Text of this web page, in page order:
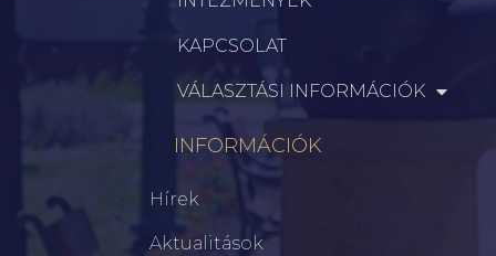
KAPCSOLAT
VÁLASZTÁSI INFORMÁCIÓK
INFORMÁCIÓK
Hírek
Aktualitások